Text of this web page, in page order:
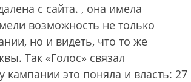
с сайта. , она имела
возможность не только
но и видеть, что то же
Так «Голос» связал
это поняла и власть: 27